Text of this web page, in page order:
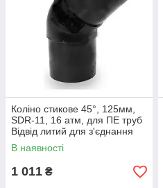
Коліно стикове 45°, 125мм,
SDR-11, 16 атм, для ПЕ труб
Відвід литий для з'єднання
водопровідних та газових
труб
В наявності
1 011 ₴